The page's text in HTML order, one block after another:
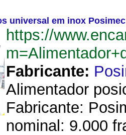
universal em inox Posimec
https://
Fabricante:
Alimentador
Fabricante:
nominal: 9.000